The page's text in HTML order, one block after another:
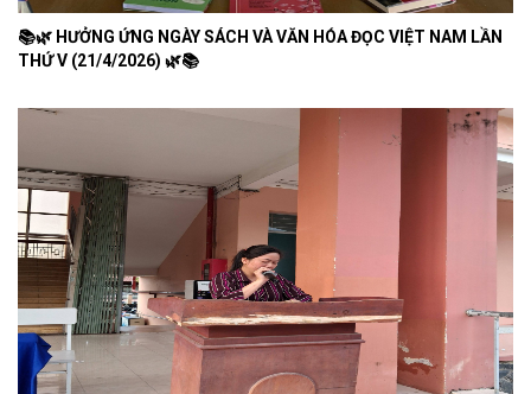
📚🌿 HƯỞNG ỨNG NGÀY SÁCH VÀ VĂN HÓA ĐỌC VIỆT NAM LẦN
THỨ V (21/4/2026) 🌿📚